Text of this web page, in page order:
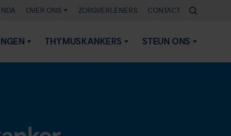
OVER ONS ZORGVERLENERS CONTACT
THYMUSKANKERS STEUN ONS